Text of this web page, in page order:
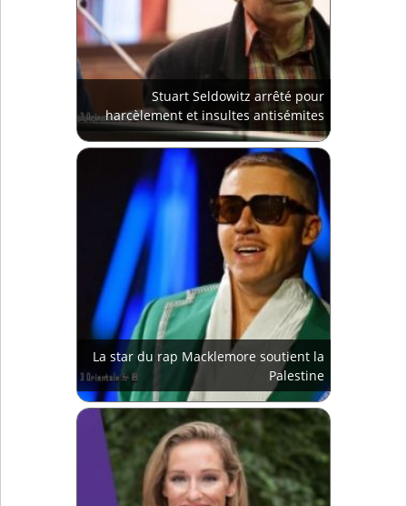
Stuart Seldowitz arrêté pour
harcèlement et insultes antisémites
La star du rap Macklemore soutient la
Palestine